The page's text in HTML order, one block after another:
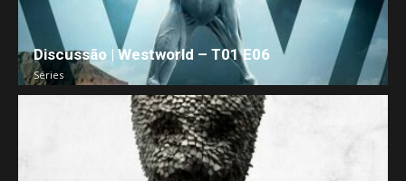
Discussão | Westworld – T01 E06
Séries